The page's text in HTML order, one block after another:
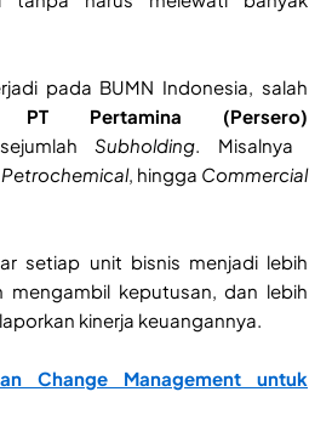
pada BUMN Indonesia, salah
PT Pertamina (Persero)
Subholding. Misalnya
, hingga Commercial
setiap unit bisnis menjadi lebih
mengambil keputusan, dan lebih
kinerja keuangannya.
Change Management untuk